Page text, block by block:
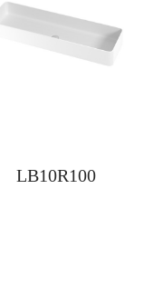
LB10R100